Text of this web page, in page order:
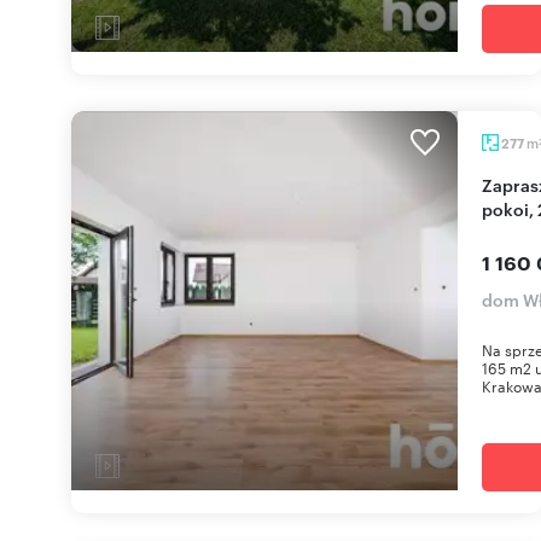
277 m
Zapraszam do obejrzenia nowoczesnego domu 6
pokoi,
1 160
dom
Na
165 m2